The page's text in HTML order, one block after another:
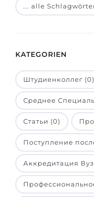
BERATUNG!
Anderes Land
... alle
KATEGORIEN
Штудиенколлег (0)
Среднее
Статьи (0)
Поступление
Аккредитация